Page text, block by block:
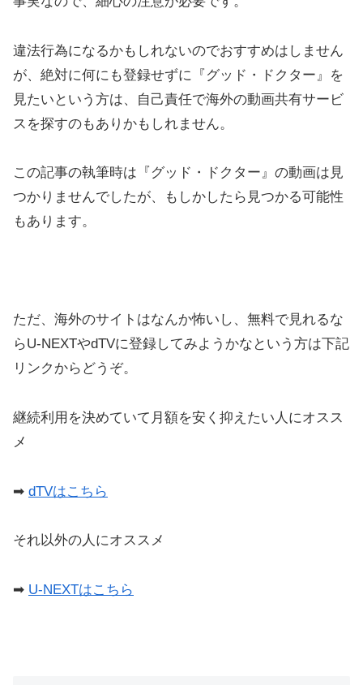
違法行為になるかもしれないのでおすすめはしません
が、絶対に何にも登録せずに『グッド・ドクター』を
見たいという方は、自己責任で海外の動画共有サービ
スを探すのもありかもしれません。
この記事の執筆時は『グッド・ドクター』の動画は見
つかりませんでしたが、もしかしたら見つかる可能性
もあります。
ただ、海外のサイトはなんか怖いし、無料で見れるな
らU-NEXTやdTVに登録してみようかなという方は下記
リンクからどうぞ。
継続利用を決めていて月額を安く抑えたい人にオスス
メ
➡︎ dTVはこちら
それ以外の人にオススメ
➡︎ U-NEXTはこちら